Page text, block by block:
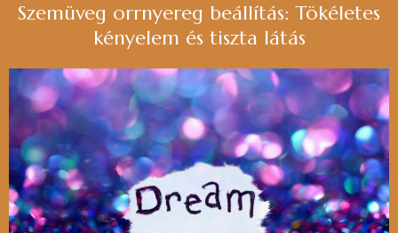
Szemüveg orrnyereg beállítás: Tökéletes
kényelem és tiszta látás